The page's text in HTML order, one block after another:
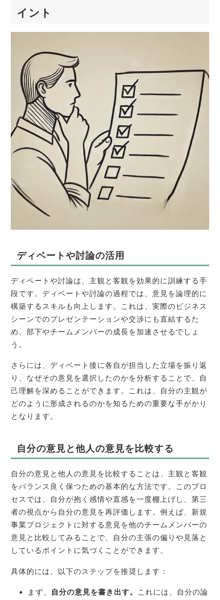
イント
ディベートや討論の活用
ディベートや討論は、主観と客観を効果的に訓練する手
段です。ディベートや討論の過程では、意見を論理的に
構築するスキルも向上します。これは、実際のビジネス
シーンでのプレゼンテーションや交渉にも直結するた
め、部下やチームメンバーの成長を加速させるでしょ
う。
さらには、ディベート後に各自が担当した立場を振り返
り、なぜその意見を選択したのかを分析することで、自
己理解を深めることができます。これは、自分の主観が
どのように形成されるのかを知るための重要な手がかり
となります。
自分の意見と他人の意見を比較する
自分の意見と他人の意見を比較することは、主観と客観
をバランス良く保つための基本的な方法です。このプロ
セスでは、自分が抱く感情や直感を一度棚上げし、第三
者の視点から自分の意見を再評価します。例えば、新規
事業プロジェクトに対する意見を他のチームメンバーの
意見と比較してみることで、自分の主張の偏りや見落と
しているポイントに気づくことができます。
具体的には、以下のステップを推奨します：
まず、 自分の意見を書き出す。
これには、自分の論